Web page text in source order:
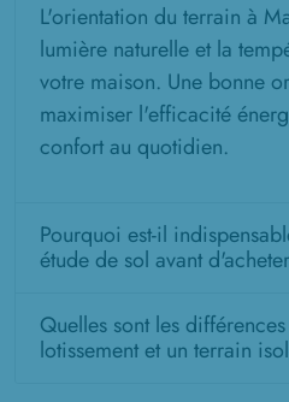
L'orientation du terrain à
lumière naturelle et la
votre maison. Une bonne
maximiser l'efficacité
confort au quotidien.
Pourquoi est-il
étude de sol avant
Quelles sont les
lotissement et un terrain